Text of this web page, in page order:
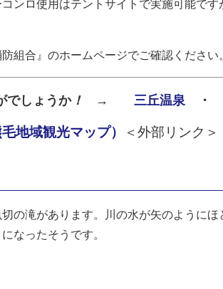
ンロ使用はテントサイトで実施可能です
組合』のホームページでご確認ください
でしょうか！ → 三丘温泉 ・
毛地域観光マップ） ＜外部リンク＞
の滝があります。川の水が矢のようにほ
なったそうです。